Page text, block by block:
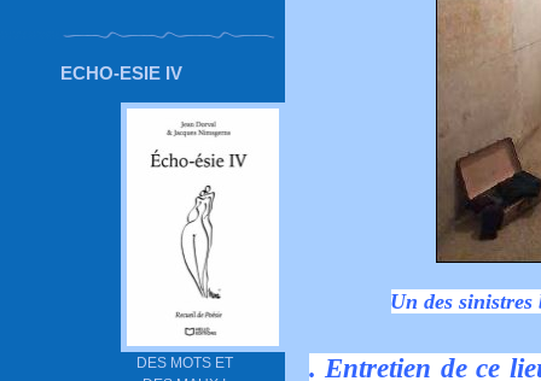
ECHO-ESIE IV
DES MOTS ET
Un des
. Entretien de ce